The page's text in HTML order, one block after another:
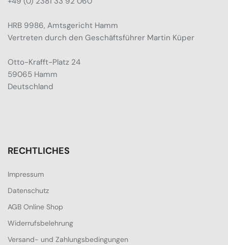
HRB 9986, Amtsgericht Hamm
Vertreten durch den Geschäftsführer Martin Küper
Otto-Krafft-Platz 24
59065 Hamm
Deutschland
RECHTLICHES
Impressum
Datenschutz
AGB Online Shop
Widerrufsbelehrung
Versand- und Zahlungsbedingungen